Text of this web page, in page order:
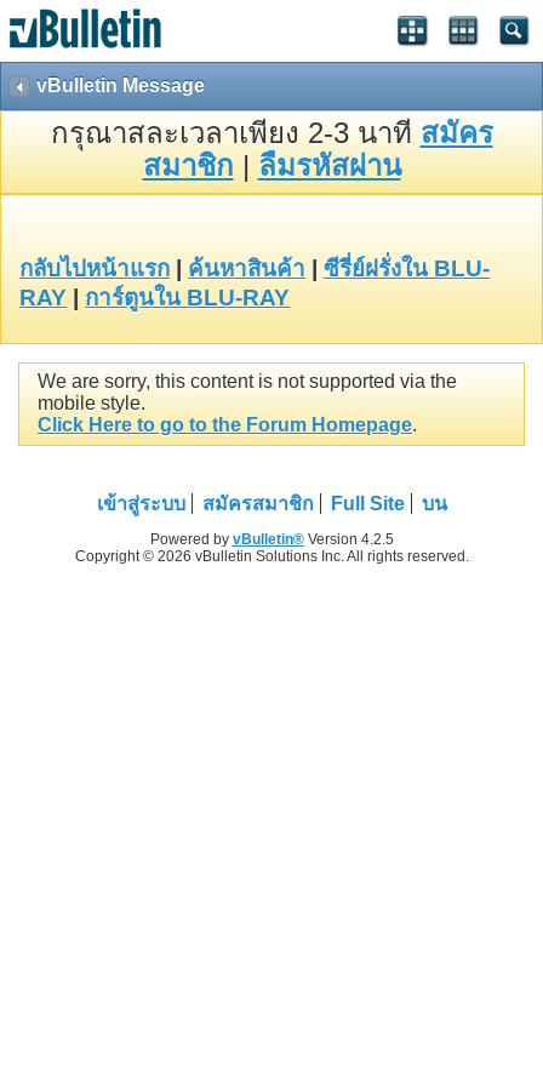
vBulletin Message
กรุณาสละเวลาเพียง 2-3 นาที สมัคร
สมาชิก | ลืมรหัสผ่าน
กลับไปหน้าแรก ค้นหาสินค้า
ซีรี่ย์ฝรั่งใน BLU-
RAY
การ์ตูนใน BLU-RAY
We are sorry, this content is not supported via the
mobile style.
Click Here to go to the Forum Homepage.
เข้าสู่ระบบ สมัครสมาชิก Full Site บน
Powered by vBulletin®Version 4.2.5
Copyright © 2026 vBulletin Solutions Inc. All rights reserved.